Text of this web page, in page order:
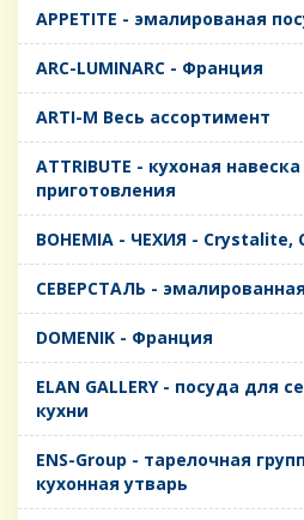
APPETITE - эмалированая
ARC-LUMINARC - Франция
ARTI-M Весь ассортимент
ATTRIBUTE - кухоная
приготовления
BOHEMIA - ЧЕХИЯ - Crystalite,
CЕВЕРСТАЛЬ -
DOMENIK - Франция
ELAN GALLERY - посуда для
кухни
ENS-Group - тарелочная
кухонная утварь